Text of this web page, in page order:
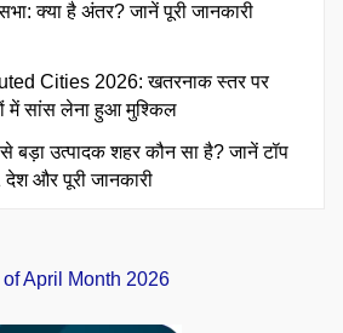
क्या है अंतर? जानें पूरी जानकारी
Cities 2026: खतरनाक स्तर पर
में सांस लेना हुआ मुश्किल
बड़ा उत्पादक शहर कौन सा है? जानें टॉप
देश और पूरी जानकारी